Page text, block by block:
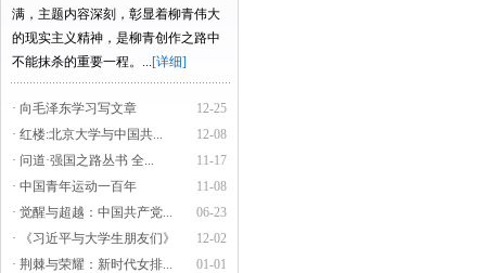
满，主题内容深刻，彰显着柳青伟大
的现实主义精神，是柳青创作之路中
不能抹杀的重要一程。...[详细]
12-25
· 向毛泽东学习写文章
12-08
· 红楼:北京大学与中国共...
11-17
· 问道·强国之路丛书 全...
11-08
· 中国青年运动一百年
06-23
· 觉醒与超越：中国共产党...
12-02
· 《习近平与大学生朋友们》
01-01
· 荆棘与荣耀：新时代女排...